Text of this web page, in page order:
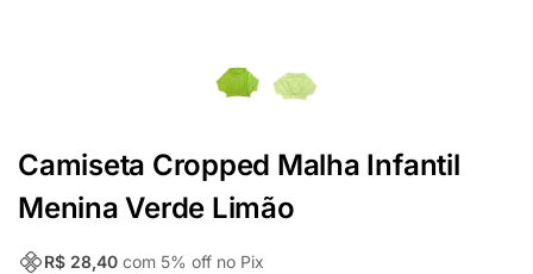
Camiseta Cropped Malha Infantil
Menina Verde Limão
R$ 28,40 com 5% off no Pix